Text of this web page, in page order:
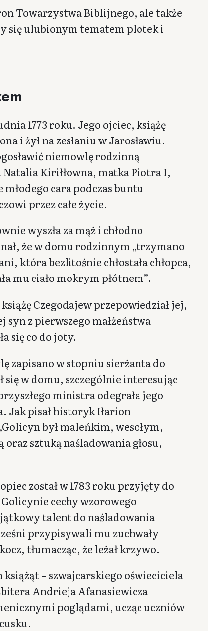
Towarzystwa Biblijnego, ale także
się ulubionym tematem plotek i
1773 roku. Jego ojciec, książę
i żył na zesłaniu w Jarosławiu.
niemowlę rodzinną
Kiriłłowna, matka Piotra I,
cara podczas buntu
przez całe życie.
wyszła za mąż i chłodno
że w domu rodzinnym „trzymano
która bezlitośnie chłostała chłopca,
mu ciało mokrym płótnem”.
Czegodajew przepowiedział jej,
z pierwszego małżeństwa
się co do joty.
zapisano w stopniu sierżanta do
się w domu, szczególnie interesując
ministra odegrała jego
Jak pisał historyk Iłarion
był maleńkim, wesołym,
sztuką naśladowania głosu,
został w 1783 roku przyjęty do
cechy wzorowego
talent do naśladowania
przypisywali mu zuchwały
tłumacząc, że leżał krzywo.
– szwajcarskiego oświeciciela
Andrieja Afanasiewicza
poglądami, ucząc uczniów